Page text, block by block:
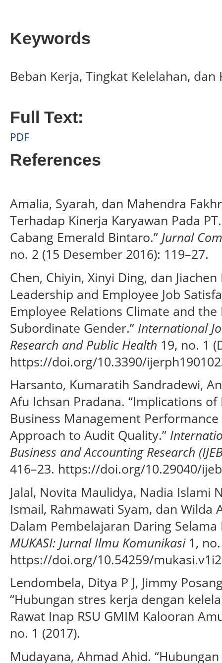
Keywords
Beban Kerja, Tingkat Kelelahan,
Full Text:
PDF
References
Amalia, Syarah, dan Mahendra
Terhadap Kinerja Karyawan Pada
Cabang Emerald Bintaro.” Jurnal
no. 2 (15 Desember 2016): 119–27.
Chen, Chiyin, Xinyi Ding, dan
Leadership and Employee Job
Employee Relations Climate and
Subordinate Gender.” International
Research and Public Health 19, no. 1
https://doi.org/10.3390/
Harsanto, Kumaratih Sandradewi,
Afu Ichsan Pradana. “Implications
Business Management
Approach to Audit Quality.”
Business and Accounting Research
416–23. https://doi.org/10.29040/
Jalal, Novita Maulidya, Nadia Islami
Ismail, Rahmawati Syam, dan Wilda
Dalam Pembelajaran Daring
MUKASI: Jurnal Ilmu Komunikasi1, no.
https://doi.org/10.54259/
Lendombela, Ditya P J, Jimmy
“Hubungan stres kerja dengan
Rawat Inap RSU GMIM Kalooran
no. 1 (2017).
Mudayana, Ahmad Ahid.